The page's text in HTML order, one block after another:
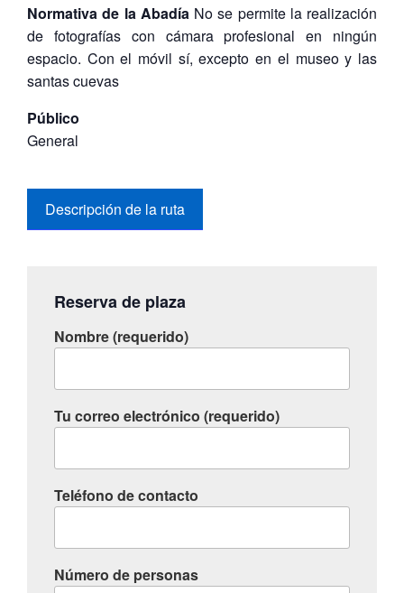
Normativa de la Abadía No se permite la realización
de fotografías con cámara profesional en ningún
espacio. Con el móvil sí, excepto en el museo y las
santas cuevas
Público
General
Descripción de la ruta
Reserva de plaza
Nombre (requerido)
Tu correo electrónico (requerido)
Teléfono de contacto
Número de personas